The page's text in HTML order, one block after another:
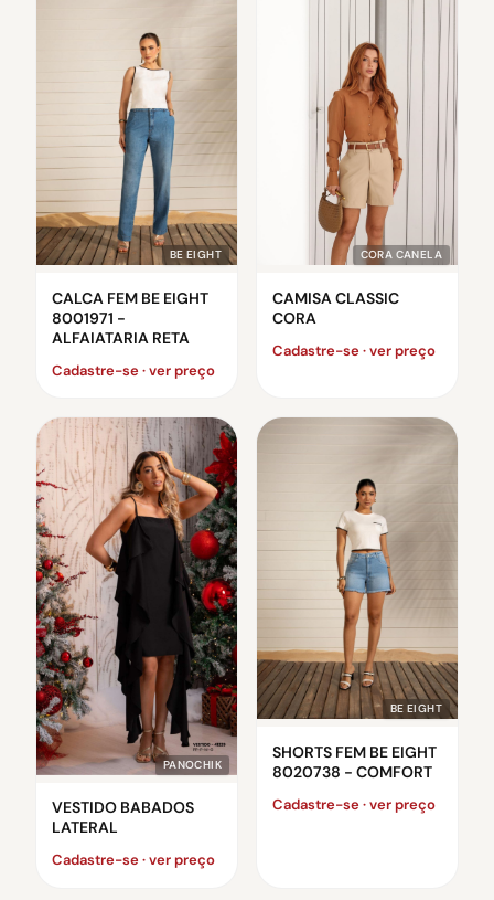
BE EIGHT
CALCA FEM BE EIGHT
8001971 -
ALFAIATARIA RETA
Cadastre-se · ver preço
CORA CANELA
CAMISA CLASSIC
CORA
Cadastre-se · ver preço
PANOCHIK
VESTIDO BABADOS
LATERAL
Cadastre-se · ver preço
BE EIGHT
SHORTS FEM BE EIGHT
8020738 - COMFORT
Cadastre-se · ver preço